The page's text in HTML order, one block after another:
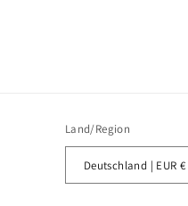
Land/Region
Deutschland | EUR €